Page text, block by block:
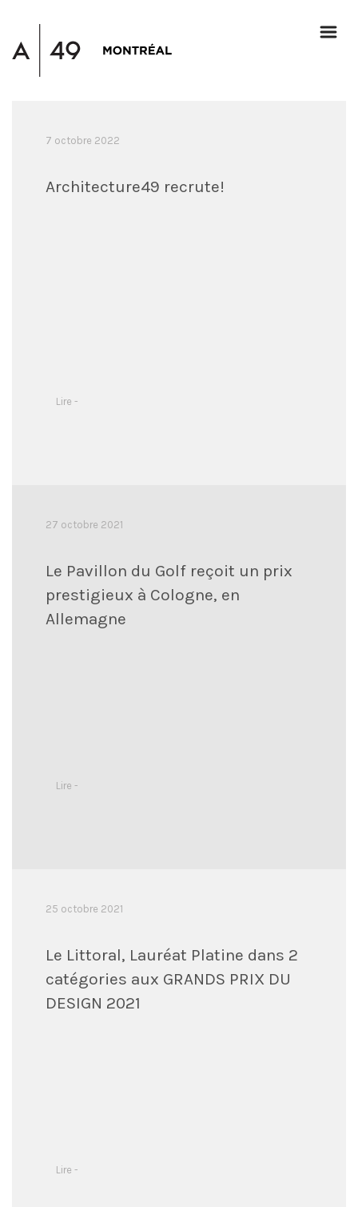
7 octobre 2022
Architecture49 recrute!
Lire -
27 octobre 2021
Le Pavillon du Golf reçoit un prix
prestigieux à Cologne, en
Allemagne
Lire -
25 octobre 2021
Le Littoral, Lauréat Platine dans 2
catégories aux GRANDS PRIX DU
DESIGN 2021
Lire -